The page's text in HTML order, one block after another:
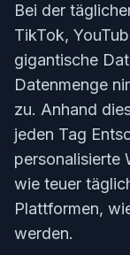
Bei der
TikTok,
gigantische
Datenmenge
zu. Anhand
jeden Tag
personalisierte
wie teuer
Plattformen,
werden.